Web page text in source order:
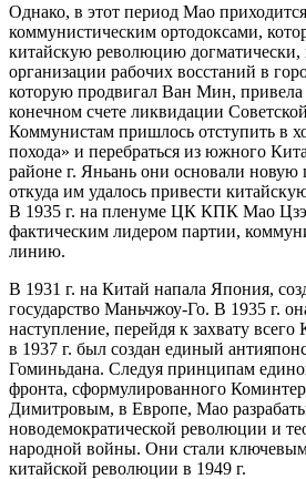
Однако, в этот период Мао
коммунистическим ортодоксами,
китайскую революцию догматически,
организации рабочих восстаний в
которую продвигал Ван Мин,
конечном счете ликвидации
Коммунистам пришлось отступить в
похода» и перебраться из южного
районе г. Яньань они основали новую
откуда им удалось привести
В 1935 г. на пленуме ЦК КПК Мао
фактическим лидером партии,
линию.
В 1931 г. на Китай напала Япония,
государство Маньчжоу-Го. В 1935 г.
наступление, перейдя к захвату
в 1937 г. был создан единый
Гоминьдана. Следуя принципам
фронта, сформулированного
Димитровым, в Европе, Мао
новодемократической революции и
народной войны. Они стали
китайской революции в 1949 г.